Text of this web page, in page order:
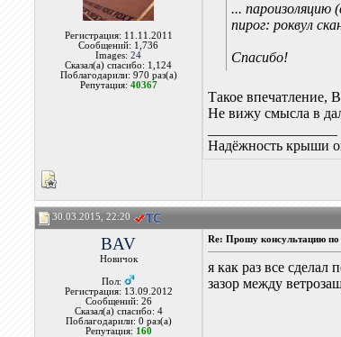
Регистрация: 11.11.2011
Сообщений: 1,736
Images:24
Сказал(а) спасибо: 1,124
Поблагодарили: 970 раз(а)
Репутация: 40367
...
пирог: роквул
Спасибо!
Такое впечатление,
Не вижу смысла в
Надёжность крыши
30.03.2015, 22:20
BAV
Новичок
Пол:
Регистрация: 13.09.2012
Сообщений: 26
Сказал(а) спасибо: 4
Поблагодарили: 0 раз(а)
Репутация: 160
Re: Прошу консультацию по
я как раз все сделал
зазор между